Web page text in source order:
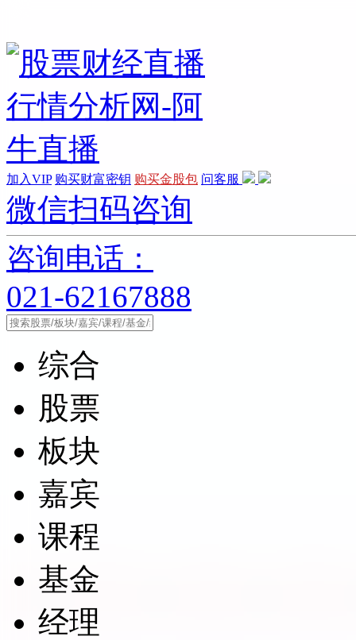
加入VIP 购买财富密钥 购买金股包 问客服
微信扫码咨询
咨询电话：
021-62167888
综合
股票
板块
嘉宾
课程
基金
经理